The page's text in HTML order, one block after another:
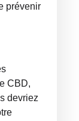
prévenir
CBD,
devriez